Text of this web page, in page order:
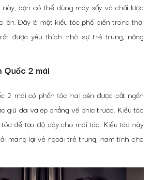
bạn có thể dùng máy sấy và chải lược
lên. Đây là một kiểu tóc phổ biến trong thời
được yêu thích nhờ sự trẻ trung, năng
Quốc 2 mái
2 mái có phần tóc hai bên được cắt ngắn
giữ dài và ép phẳng về phía trước. Kiểu tóc
để tạo độ dày cho mái tóc. Kiểu tóc này
mang lại vẻ ngoài trẻ trung, nam tính cho